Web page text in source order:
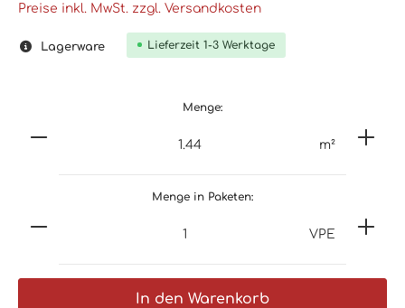
Preise inkl. MwSt. zzgl. Versandkosten
Lagerware Lieferzeit 1-3 Werktage
Menge:
m²
Menge in Paketen:
VPE
In den Warenkorb